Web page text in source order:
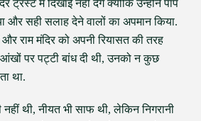
ट्रस्ट में दिखाई नहीं देंगे क्योंकि उन्होंने पाप
और सही सलाह देने वालों का अपमान किया.
राम मंदिर को अपनी रियासत की तरह
पर पट्टी बांध दी थी, उनको न कुछ
था.
नहीं थी, नीयत भी साफ थी, लेकिन निगरानी